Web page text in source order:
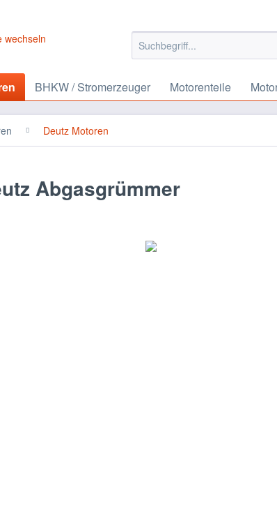
BHKW / Stromerzeuger Motorenteile
Deutz Motoren
Abgasgrümmer